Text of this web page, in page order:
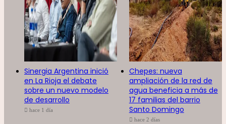
Sinergia Argentina inició
en La Rioja el debate
sobre un nuevo modelo
de desarrollo
hace 1 día
Chepes: nueva
ampliación de la red de
agua beneficia a más de
17 familias del barrio
Santo Domingo
hace 2 días